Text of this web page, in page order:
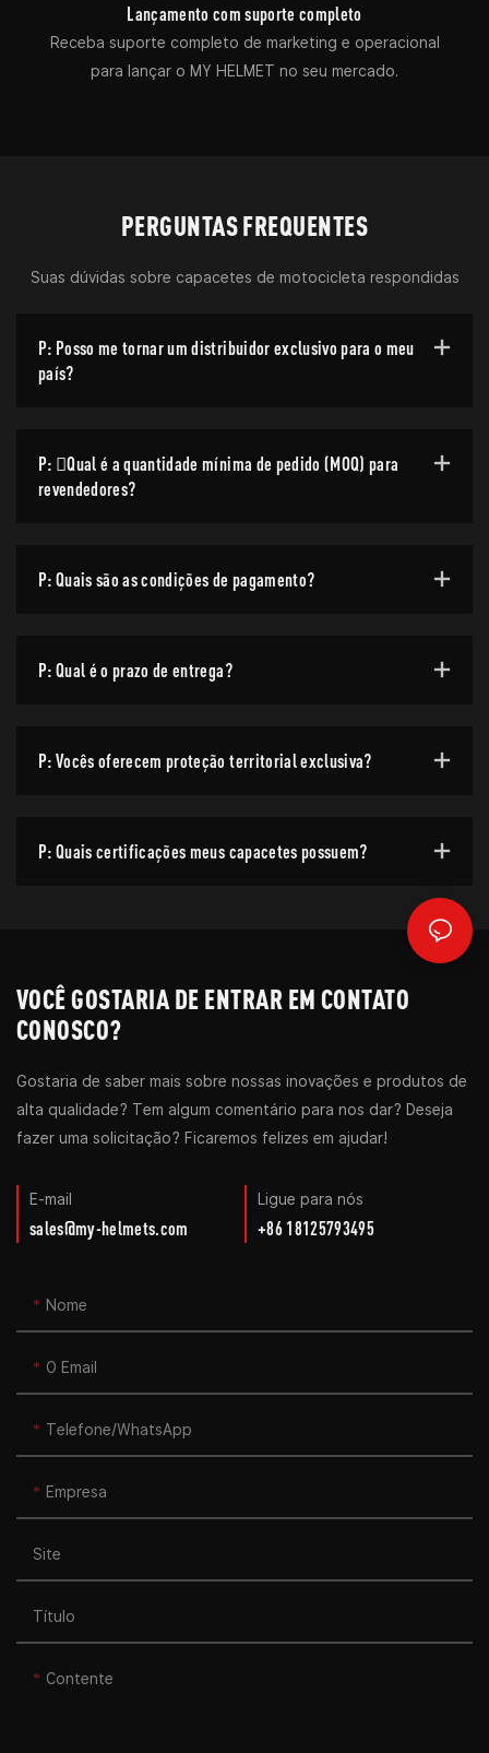
Lançamento com suporte completo
Receba suporte completo de marketing e operacional
para lançar o MY HELMET no seu mercado.
PERGUNTAS FREQUENTES
Suas dúvidas sobre capacetes de motocicleta respondidas
P: Posso me tornar um distribuidor exclusivo para o meu
país?
P: Qual é a quantidade mínima de pedido (MOQ) para
revendedores?
P: Quais são as condições de pagamento?
P: Qual é o prazo de entrega?
P: Vocês oferecem proteção territorial exclusiva?
P: Quais certificações meus capacetes possuem?
VOCÊ GOSTARIA DE ENTRAR EM CONTATO
CONOSCO?
Gostaria de saber mais sobre nossas inovações e produtos de
alta qualidade? Tem algum comentário para nos dar? Deseja
fazer uma solicitação? Ficaremos felizes em ajudar!
E-mail
sales@my-helmets.com
Ligue para nós
+86 18125793495
Nome
O Email
Telefone/WhatsApp
Empresa
Site
Título
Contente